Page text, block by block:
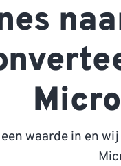
waarde in en